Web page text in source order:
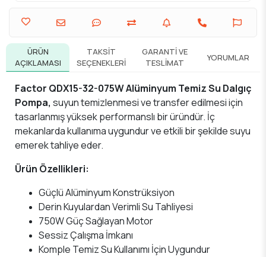
ÜRÜN
AÇIKLAMASI
TAKSIT
SEÇENEKLERI
GARANTI VE
TESLIMAT
YORUMLAR
Factor QDX15-32-075W Alüminyum Temiz Su Dalgıç
Pompa, suyun temizlenmesi ve transfer edilmesi için
tasarlanmış yüksek performanslı bir üründür. İç
mekanlarda kullanıma uygundur ve etkili bir şekilde suyu
emerek tahliye eder.
Ürün Özellikleri:
Güçlü Alüminyum Konstrüksiyon
Derin Kuyulardan Verimli Su Tahliyesi
750W Güç Sağlayan Motor
Sessiz Çalışma İmkanı
Komple Temiz Su Kullanımı İçin Uygundur